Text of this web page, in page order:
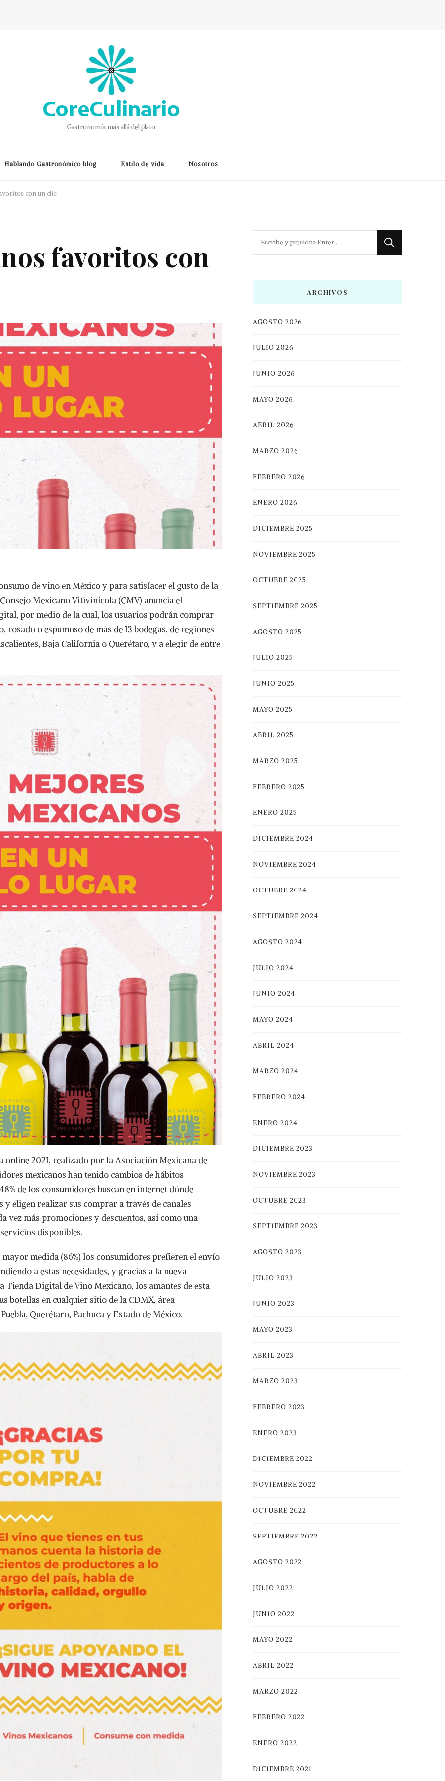
CoreCulinario
Gastronomía más allá del plato
Hablando Gastronómico blog Estilo de vida Nosotros
con un clic
favoritos con
de vino en México y para satisfacer el gusto de la
Mexicano Vitivinícola (CMV) anuncia el
por medio de la cual, los usuarios podrán comprar
o espumoso de más de 13 bodegas, de regiones
Baja California o Querétaro, y a elegir de entre
online 2021, realizado por la Asociación Mexicana de
mexicanos han tenido cambios de hábitos
de los consumidores buscan en internet dónde
eligen realizar sus comprar a través de canales
vez más promociones y descuentos, así como una
disponibles.
medida (86%) los consumidores prefieren el envío
a estas necesidades, y gracias a la nueva
Tienda Digital de Vino Mexicano, los amantes de esta
botellas en cualquier sitio de la CDMX, área
Querétaro, Pachuca y Estado de México.
¿Buscas
ARCHIVOS
AGOSTO 2026
JULIO 2026
JUNIO 2026
MAYO 2026
ABRIL 2026
MARZO 2026
FEBRERO 2026
ENERO 2026
DICIEMBRE 2025
NOVIEMBRE 2025
OCTUBRE 2025
SEPTIEMBRE 2025
AGOSTO 2025
JULIO 2025
JUNIO 2025
MAYO 2025
ABRIL 2025
MARZO 2025
FEBRERO 2025
ENERO 2025
DICIEMBRE 2024
NOVIEMBRE 2024
OCTUBRE 2024
SEPTIEMBRE 2024
AGOSTO 2024
JULIO 2024
JUNIO 2024
MAYO 2024
ABRIL 2024
MARZO 2024
FEBRERO 2024
ENERO 2024
DICIEMBRE 2023
NOVIEMBRE 2023
OCTUBRE 2023
SEPTIEMBRE 2023
AGOSTO 2023
JULIO 2023
JUNIO 2023
MAYO 2023
ABRIL 2023
MARZO 2023
FEBRERO 2023
ENERO 2023
DICIEMBRE 2022
NOVIEMBRE 2022
OCTUBRE 2022
SEPTIEMBRE 2022
AGOSTO 2022
JULIO 2022
JUNIO 2022
MAYO 2022
ABRIL 2022
MARZO 2022
FEBRERO 2022
ENERO 2022
DICIEMBRE 2021